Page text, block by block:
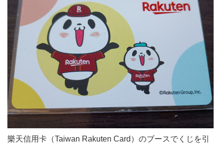
樂天信用卡（Taiwan Rakuten Card）のブースでくじを引